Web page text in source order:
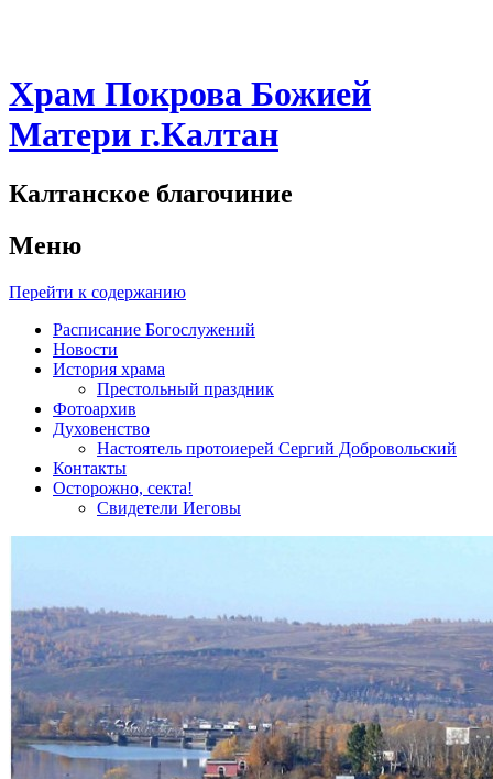
Храм Покрова Божией
Матери г.Калтан
Калтанское благочиние
Меню
Перейти к содержанию
Расписание Богослужений
Новости
История храма
Престольный праздник
Фотоархив
Духовенство
Настоятель протоиерей Сергий Добровольский
Контакты
Осторожно, секта!
Свидетели Иеговы